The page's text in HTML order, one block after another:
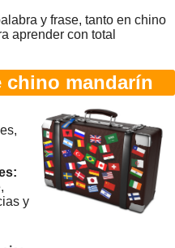
y frase, tanto en chino
aprender con total
chino mandarín
y